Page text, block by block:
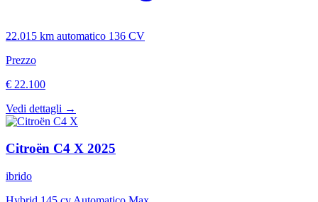
22.015 km automatico 136 CV
Prezzo
€ 22.100
Vedi dettagli →
Citroën C4 X 2025
ibrido